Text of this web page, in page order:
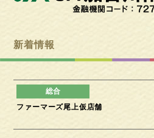
新着情報
ファーマーズ尾上仮店舗